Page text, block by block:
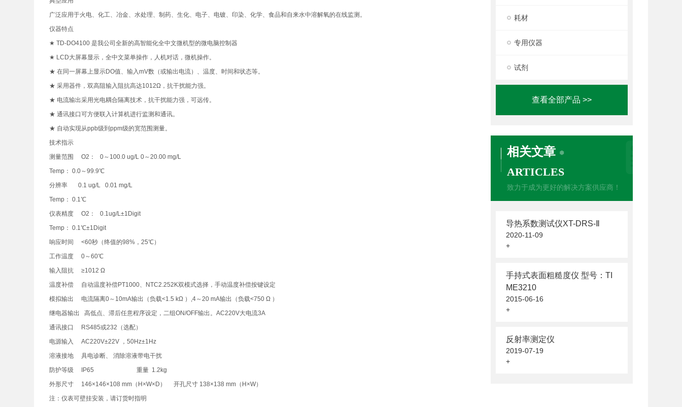
耗材
专用仪器
试剂
查看全部产品 >>
相关文章
ARTICLES
致力于成为更好的解决方案供应商！
导热系数测试仪XT-DRS-Ⅱ
2020-11-09
+
手持式表面粗糙度仪 型号：TI
ME3210
2015-06-16
+
反射率测定仪
2019-07-19
+
广泛应用于火电、化工、冶金、水处理、制药、生化、电子、电镀、印染、化学、食品和自来水中溶解氧的在线监测。
仪器特点
★ TD-DO4100 是我公司全新的高智能化全中文微机型的微电脑控制器
★ LCD大屏幕显示，全中文菜单操作，人机对话，微机操作。
★ 在同一屏幕上显示DO值、输入mV数（或输出电流）、温度、时间和状态等。
★ 采用器件，双高阻输入阻抗高达1012Ω，抗干扰能力强。
★ 电流输出采用光电耦合隔离技术，抗干扰能力强，可远传。
★ 通讯接口可方便联入计算机进行监测和通讯。
★ 自动实现从ppb级到ppm级的宽范围测量。
技术指示
测量范围 O2： 0～100.0 ug/L 0～20.00 mg/L
Temp： 0.0～99.9℃
分辨率 0.1 ug/L 0.01 mg/L
Temp： 0.1℃
仪表精度 O2： 0.1ug/L±1Digit
Temp： 0.1℃±1Digit
响应时间 <60秒（终值的98%，25℃）
工作温度 0～60℃
输入阻抗 ≥1012 Ω
温度补偿 自动温度补偿PT1000、NTC2.252K双模式选择，手动温度补偿按键设定
模拟输出 电流隔离0～10mA输出（负载<1.5 kΩ ）,4～20 mA输出（负载<750 Ω ）
继电器输出 高低点、滞后任意程序设定，二组ON/OFF输出。AC220V大电流3A
通讯接口 RS485或232（选配）
电源输入 AC220V±22V ，50Hz±1Hz
溶液接地 具电诊断、 消除溶液带电干扰
防护等级 IP65 重量 1.2kg
外形尺寸 146×146×108 mm（H×W×D） 开孔尺寸 138×138 mm（H×W）
注：仪表可壁挂安装，请订货时指明